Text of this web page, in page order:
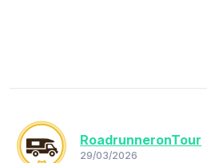
RoadrunneronTour
29/03/2026